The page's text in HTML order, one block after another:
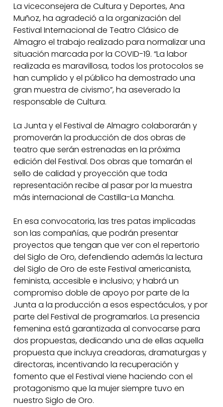
La viceconsejera de Cultura y Deportes, Ana
Muñoz, ha agradeció a la organización del
Festival Internacional de Teatro Clásico de
Almagro el trabajo realizado para normalizar una
situación marcada por la COVID-19. “La labor
realizada es maravillosa, todos los protocolos se
han cumplido y el público ha demostrado una
gran muestra de civismo”, ha aseverado la
responsable de Cultura.
La Junta y el Festival de Almagro colaborarán y
promoverán la producción de dos obras de
teatro que serán estrenadas en la próxima
edición del Festival. Dos obras que tomarán el
sello de calidad y proyección que toda
representación recibe al pasar por la muestra
más internacional de Castilla-La Mancha.
En esa convocatoria, las tres patas implicadas
son las compañías, que podrán presentar
proyectos que tengan que ver con el repertorio
del Siglo de Oro, defendiendo además la lectura
del Siglo de Oro de este Festival americanista,
feminista, accesible e inclusivo; y habrá un
compromiso doble de apoyo por parte de la
Junta a la producción a esos espectáculos, y por
parte del Festival de programarlos. La presencia
femenina está garantizada al convocarse para
dos propuestas, dedicando una de ellas aquella
propuesta que incluya creadoras, dramaturgas y
directoras, incentivando la recuperación y
fomento que el Festival viene haciendo con el
protagonismo que la mujer siempre tuvo en
nuestro Siglo de Oro.